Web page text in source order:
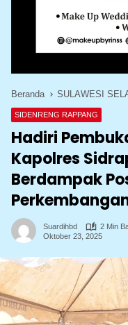
Beranda SULAWESI
SIDENRENG RAPPANG
Hadiri
Kapolres
Berdampak
Suardihbd
2 Min
Oktober 23, 2025